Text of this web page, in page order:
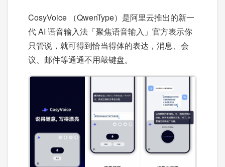
CosyVoice （QwenType）是阿里云推出的新一
代 AI 语音输入法「聚焦语音输入」官方表示你
只管说，就可得到恰当得体的表达，消息、会
议、邮件等通通不用敲键盘。